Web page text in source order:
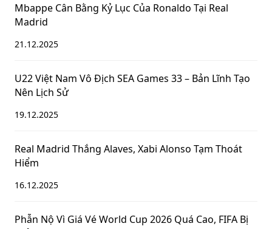
Mbappe Cân Bằng Kỷ Lục Của Ronaldo Tại Real
Madrid
21.12.2025
U22 Việt Nam Vô Địch SEA Games 33 – Bản Lĩnh Tạo
Nên Lịch Sử
19.12.2025
Real Madrid Thắng Alaves, Xabi Alonso Tạm Thoát
Hiểm
16.12.2025
Phẫn Nộ Vì Giá Vé World Cup 2026 Quá Cao, FIFA Bị